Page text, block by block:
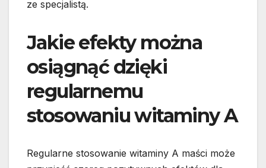
ze specjalistą.
Jakie efekty można
osiągnąć dzięki
regularnemu
stosowaniu witaminy A
Regularne stosowanie witaminy A maści może